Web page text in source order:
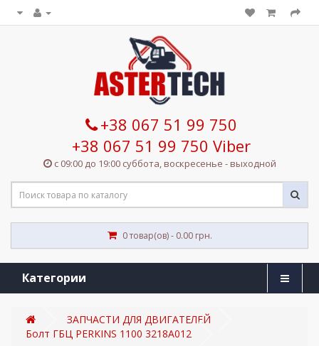
+38 067 51 99 750
+38 067 51 99 750 Viber
с 09:00 до 19:00 суббота, воскресенье - выходной
0 товар(ов) - 0.00 грн.
Категории
ЗАПЧАСТИ ДЛЯ ДВИГАТЕЛЕЙ
Болт ГБЦ PERKINS 1100 3218A012